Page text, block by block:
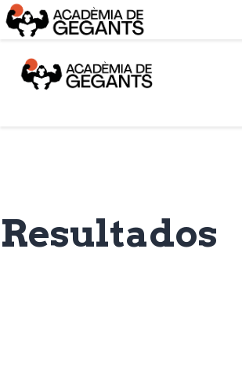
Alpargata Basquet
Tecnicamp
3×3
Alpargata Futbol
Resultados